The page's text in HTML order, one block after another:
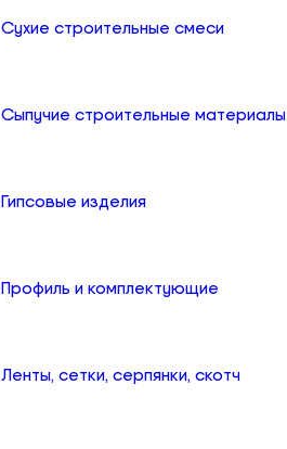
Сухие строительные смеси
Сыпучие строительные материалы
Гипсовые изделия
Профиль и комплектующие
Ленты, сетки, серпянки, скотч